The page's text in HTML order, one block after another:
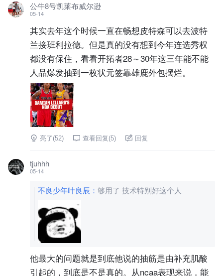
公牛8号凯莱布威尔逊
05-14
其实去年这个时候一直在畅想皮特森可以去波特
兰接班利拉德。但是真的没有想到今年连选秀权
都没有保住，看看开拓者28～30年这三年能不能
人品爆发抽到一枚状元签靠雄鹿外包摆烂。
亮了(52) 查看回复(5) 回复
tjuhhh
05-14
不良少年叶良辰 ： 够用了 技术特别好这个人
他最大的问题就是到底他说的抽筋是由补充肌酸
引起的，到底是不是真的。从ncaa表现来说，能